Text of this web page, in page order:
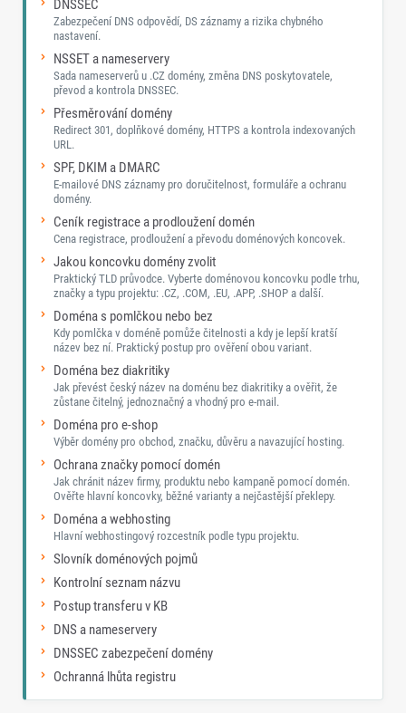
DNSSEC
Zabezpečení DNS odpovědí, DS záznamy a rizika chybného
nastavení.
NSSET a nameservery
Sada nameserverů u .CZ domény, změna DNS poskytovatele,
převod a kontrola DNSSEC.
Přesměrování domény
Redirect 301, doplňkové domény, HTTPS a kontrola indexovaných
URL.
SPF, DKIM a DMARC
E-mailové DNS záznamy pro doručitelnost, formuláře a ochranu
domény.
Ceník registrace a prodloužení domén
Cena registrace, prodloužení a převodu doménových koncovek.
Jakou koncovku domény zvolit
Praktický TLD průvodce. Vyberte doménovou koncovku podle trhu,
značky a typu projektu: .CZ, .COM, .EU, .APP, .SHOP a další.
Doména s pomlčkou nebo bez
Kdy pomlčka v doméně pomůže čitelnosti a kdy je lepší kratší
název bez ní. Praktický postup pro ověření obou variant.
Doména bez diakritiky
Jak převést český název na doménu bez diakritiky a ověřit, že
zůstane čitelný, jednoznačný a vhodný pro e-mail.
Doména pro e-shop
Výběr domény pro obchod, značku, důvěru a navazující hosting.
Ochrana značky pomocí domén
Jak chránit název firmy, produktu nebo kampaně pomocí domén.
Ověřte hlavní koncovky, běžné varianty a nejčastější překlepy.
Doména a webhosting
Hlavní webhostingový rozcestník podle typu projektu.
Slovník doménových pojmů
Kontrolní seznam názvu
Postup transferu v KB
DNS a nameservery
DNSSEC zabezpečení domény
Ochranná lhůta registru